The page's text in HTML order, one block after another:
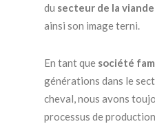
du secteur de la
ainsi son image terni.
En tant que société
générations dans le
cheval, nous avons
processus de